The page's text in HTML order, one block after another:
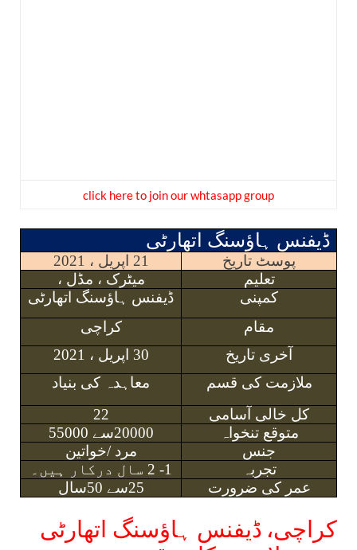
click here to join our whtasapp group
ڈیفنس ہاؤسنگ اتھارٹی
21 اپریل ، 2021
پوسٹ تاریخ
میٹرک ، مڈل ،
تعلیم
ڈیفنس ہاؤسنگ اتھارٹی
کمپنی
کراچی
مقام
30 اپریل ، 2021
آخری تاریخ
معاہدہ کی بنیاد
ملازمت کی قسم
22
کل خالی آسامی
20000سے
55000
متوقع تنخواہ
مرد /خواتین
جنس
1- 2 سال درکار ہیں۔
تجربہ
25سے 50سال
عمر کی ضرورت
ڈیفنس ہاؤسنگ اتھارٹی کراچی،